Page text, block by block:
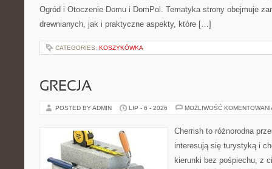
Ogród i Otoczenie Domu i DomPol. Tematyka strony obejmuje
drewnianych, jak i praktyczne aspekty, które […]
CATEGORIES: KOSZYKÓWKA
GRECJA
POSTED BY ADMIN LIP - 6 - 2026 MOŻLIWOŚĆ
Cherrish to różnorodna
interesują się turystyką i
kierunki bez pośpiechu, z